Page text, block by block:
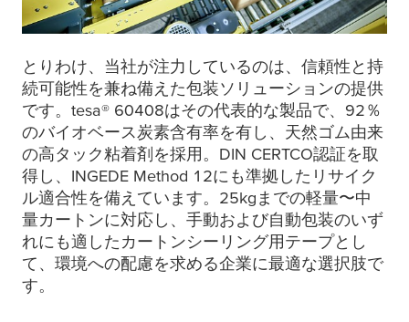
とりわけ、当社が注力しているのは、信頼性と持
続可能性を兼ね備えた包装ソリューションの提供
です。 tesa® 60408はその代表的な製品で、92％
のバイオベース炭素含有率を有し、天然ゴム由来
の高タック粘着剤を採用。DIN CERTCO認証を取
得し、INGEDE Method 12にも準拠したリサイク
ル適合性を備えています。25kgまでの軽量〜中
量カートンに対応し、手動および自動包装のいず
れにも適したカートンシーリング用テープとし
て、環境への配慮を求める企業に最適な選択肢で
す。